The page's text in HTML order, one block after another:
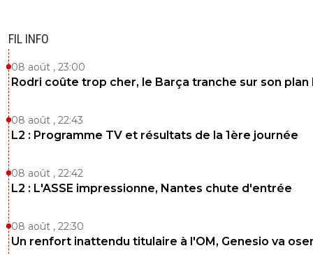
FIL INFO
08 août , 23:00
Rodri coûte trop cher, le Barça tranche sur son plan
08 août , 22:43
L2 : Programme TV et résultats de la 1ère journée
08 août , 22:42
L2 : L'ASSE impressionne, Nantes chute d'entrée
08 août , 22:30
Un renfort inattendu titulaire à l'OM, Genesio va